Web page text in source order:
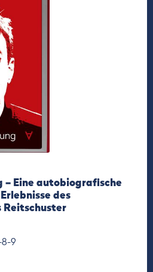
– Eine autobiografische
des
Reitschuster
8-9